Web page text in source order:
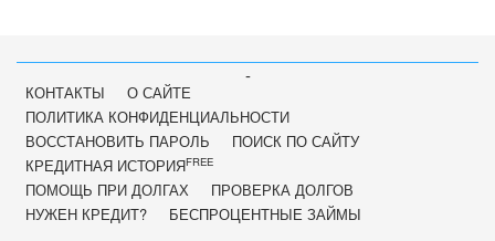
-
КОНТАКТЫ
О САЙТЕ
ПОЛИТИКА КОНФИДЕНЦИАЛЬНОСТИ
ВОССТАНОВИТЬ ПАРОЛЬ
ПОИСК ПО САЙТУ
КРЕДИТНАЯ ИСТОРИЯFREE
ПОМОЩЬ ПРИ ДОЛГАХ
ПРОВЕРКА ДОЛГОВ
НУЖЕН КРЕДИТ?
БЕСПРОЦЕНТНЫЕ ЗАЙМЫ